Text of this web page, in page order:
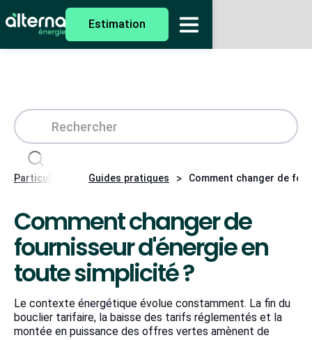
Estimation
Particuliers Guides pratiques > Comment changer de
Comment changer de
fournisseur d'énergie en
toute simplicité ?
Le contexte énergétique évolue constamment. La fin du
bouclier tarifaire, la baisse des tarifs réglementés et la
montée en puissance des offres vertes amènent de